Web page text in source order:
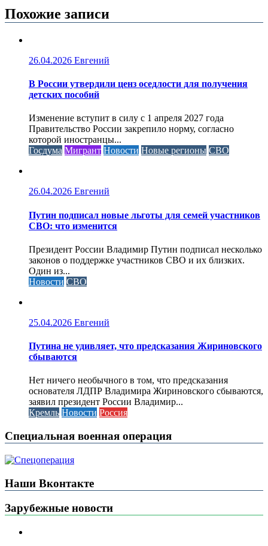
Похожие записи
26.04.2026 Евгений
В России утвердили ценз оседлости для получения
детских пособий
Изменение вступит в силу с 1 апреля 2027 года
Правительство России закрепило норму, согласно
которой иностранцы...
Госдума Мигрант Новости Новые регионы СВО
26.04.2026 Евгений
Путин подписал новые льготы для семей участников
СВО: что изменится
Президент России Владимир Путин подписал несколько
законов о поддержке участников СВО и их близких.
Один из...
Новости СВО
25.04.2026 Евгений
Путина не удивляет, что предсказания Жириновского
сбываются
Нет ничего необычного в том, что предсказания
основателя ЛДПР Владимира Жириновского сбываются,
заявил президент России Владимир...
Кремль Новости Россия
Специальная военная операция
Наши Вконтакте
Зарубежные новости